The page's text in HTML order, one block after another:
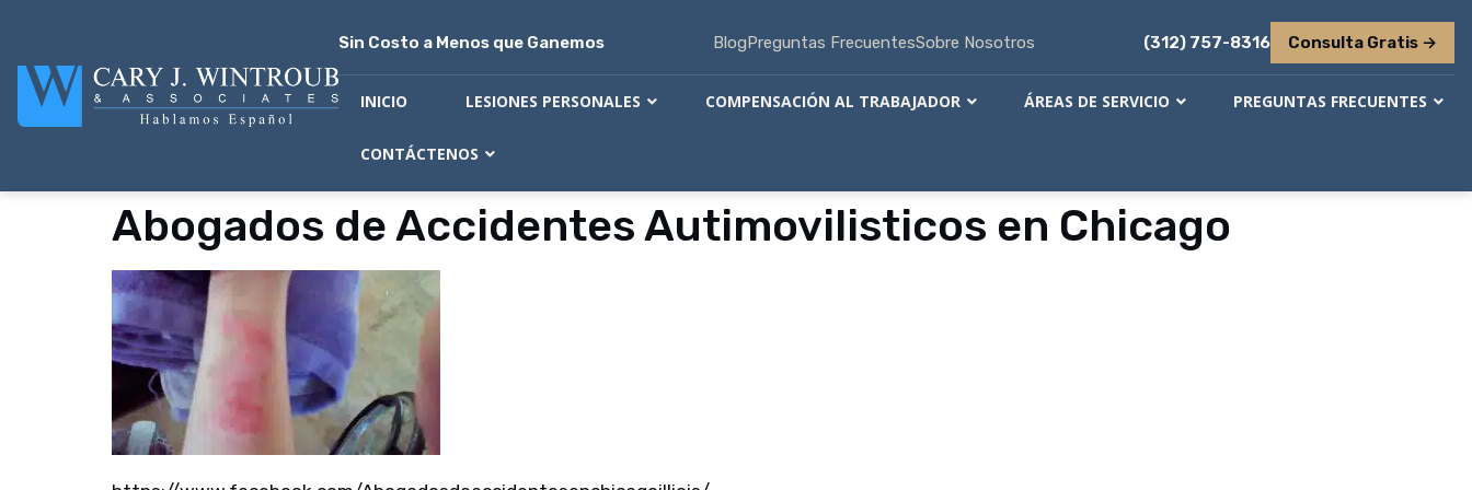
Sin Costo a Menos que Ganemos BlogPreguntas FrecuentesSobre Nosotros (312) 757-8316 Consulta Gratis →
INICIO LESIONES PERSONALES COMPENSACIÓN AL TRABAJADOR ÁREAS DE SERVICIO PREGUNTAS FRECUENTES
CONTÁCTENOS
Abogados de Accidentes Autimovilisticos en Chicago